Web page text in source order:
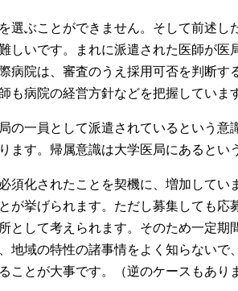
選ぶことができません。そして前述し
しいです。まれに派遣された医師が医
病院は、審査のうえ採用可否を判断す
病院の経営方針などを把握していま
の一員として派遣されているという意
す。帰属意識は大学医局にあるとい
須化されたことを契機に、増加してい
が挙げられます。ただし募集しても応
として考えられます。そのため一定期
地域の特性の諸事情をよく知らないで
とが大事です。（逆のケースもあり